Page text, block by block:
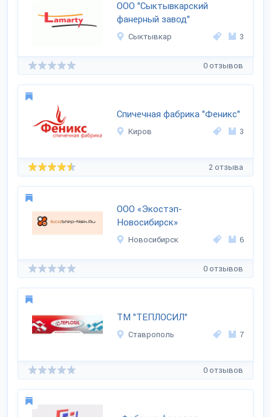
ООО "Сыктывкарский
фанерный завод"
Сыктывкар 3
0 отзывов
Спичечная фабрика "Феникс"
Киров 3
2 отзыва
ООО «Экостэп-
Новосибирск»
Новосибирск 6
0 отзывов
ТМ "ТЕПЛОСИЛ"
Ставрополь 7
0 отзывов